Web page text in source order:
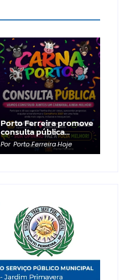
Porto Ferreira promove
consulta pública…
Por Porto Ferreira Hoje